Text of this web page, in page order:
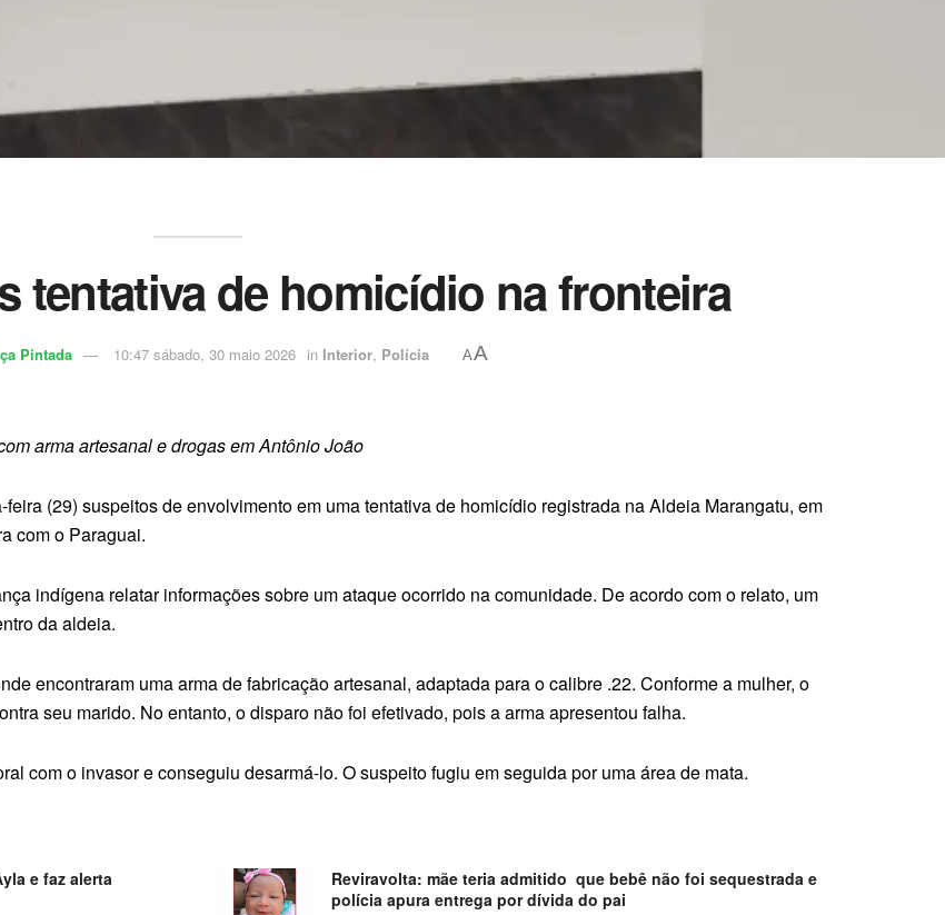
tentativa de homicídio na fronteira
Pintada 10:47 sábado, 30 maio 2026 in Interior, Polícia AA
arma artesanal e drogas em Antônio João
(29) suspeitos de envolvimento em uma tentativa de homicídio registrada na Aldeia Marangatu, em
com o Paraguai.
indígena relatar informações sobre um ataque ocorrido na comunidade. De acordo com o relato, um
da aldeia.
encontraram uma arma de fabricação artesanal, adaptada para o calibre .22. Conforme a mulher, o
seu marido. No entanto, o disparo não foi efetivado, pois a arma apresentou falha.
com o invasor e conseguiu desarmá-lo. O suspeito fugiu em seguida por uma área de mata.
e faz alerta
Reviravolta: mãe teria admitido que bebê não foi sequestrada e
polícia apura entrega por dívida do pai